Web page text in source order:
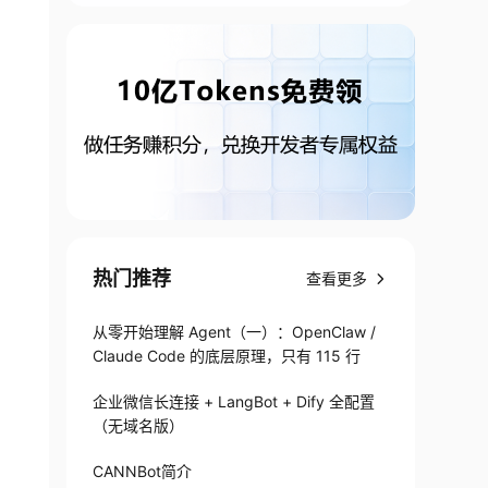
热门推荐 查看更多
从零开始理解 Agent（一）：OpenClaw /
Claude Code 的底层原理，只有 115 行
企业微信长连接 + LangBot + Dify 全配置
（无域名版）
CANNBot简介